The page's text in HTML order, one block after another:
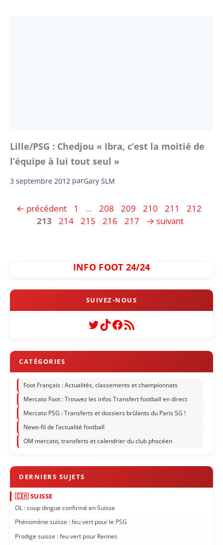
Lille/PSG : Chedjou « Ibra, c’est la moitié de
l’équipe à lui tout seul »
3 septembre 2012 parGary SLM
← précédent Page
1 … Page
208 Page
209 Page
210 Page
211 Page
212
213
Page
214 Page
215 Page
216 Page
217 → suivant
INFO FOOT 24/24
Twitter
TikTok
Facebook
Flux RSS
Foot Français : Actualités, classements et championnats
Mercato Foot : Trouvez les infos Transfert football en direct
Mercato PSG : Transferts et dossiers brûlants du Paris SG !
News-fil de l’actualité football
OM mercato, transferts et calendrier du club phocéen
🇨🇭 SUISSE
OL : coup dingue confirmé en Suisse
Phénomène suisse : feu vert pour le PSG
Prodige suisse : feu vert pour Rennes